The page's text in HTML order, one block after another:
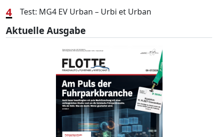
4 Test: MG4 EV Urban – Urbi et Urban
Aktuelle Ausgabe